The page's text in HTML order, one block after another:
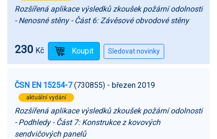
Rozšířená aplikace výsledků zkoušek požární odolnosti
- Nenosné stěny - Část 6: Závěsové obvodové stěny
230 Kč
ČSN EN 15254-7(730855) - březen 2019
aktuální vydání
Rozšířená aplikace výsledků zkoušek požární odolnosti
- Podhledy - Část 7: Konstrukce z kovových
sendvičových panelů